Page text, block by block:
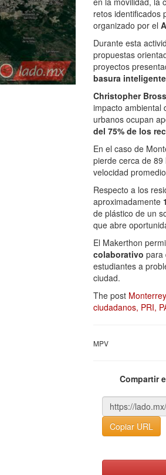
retos identificados
organizado por el
Durante esta
propuestas
proyectos
basura inteligente
Christopher
impacto ambiental
urbanos ocupan
del 75% de los
En el caso de
pierde cerca de
velocidad
Respecto a los
aproximadamente
de plástico de un
que abre
El Makerthon
colaborativo para
estudiantes a
ciudad.
The post
ciudadanos, PRI,
MPV
Compartir
Copiar URL